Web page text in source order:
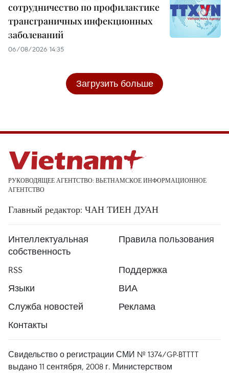
сотрудничество по профилактике
трансграничных инфекционных
заболеваний
06/08/2026 14:35
Загрузить больше
РУКОВОДЯЩЕЕ АГЕНТСТВО: ВЬЕТНАМСКОЕ ИНФОРМАЦИОННОЕ
АГЕНТСТВО
Главный редактор: ЧАН ТИЕН ДУАН
Интеллектуальная
собственность
Правила пользования
RSS
Поддержка
Языки
ВИА
Служба новостей
Реклама
Контакты
Свидельство о регистрации СМИ № 1374/GP-BTTTT
выдано 11 сентября, 2008 г. Министерством